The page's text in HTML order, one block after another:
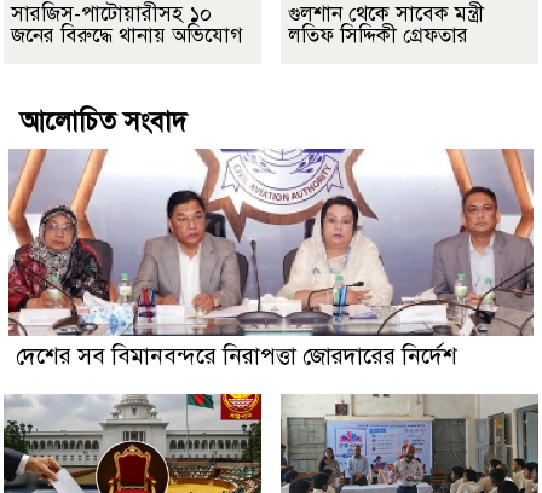
সারজিস-পাটোয়ারীসহ ১০
জনের বিরুদ্ধে থানায় অভিযোগ
গুলশান থেকে সাবেক মন্ত্রী
লতিফ সিদ্দিকী গ্রেফতার
আলোচিত সংবাদ
দেশের সব বিমানবন্দরে নিরাপত্তা জোরদারের নির্দেশ